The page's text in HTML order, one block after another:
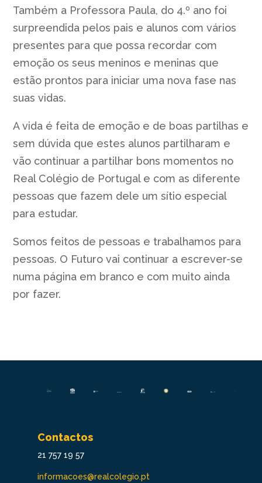
Também a Professora Paula, do 4.º ano foi
surpreendida pelos pais e alunos com vários
presentes para que possa recordar com
emoção os seus meninos e meninas que
estão prontos para iniciar uma nova fase nas
suas vidas.
A vida é feita de emoção e de boas partilhas e
sem dúvida que estes alunos partilharam e
vão continuar a partilhar bons momentos no
Real Colégio de Portugal e com as diferente
pessoas que fazem dele um sítio especial
para estudar.
Somos feitos de pessoas e trabalhamos para
pessoas. O Futuro vai continuar a escrever-se
numa página em branco e com muito ainda
por fazer.
Contactos
21 757 19 57
informacoes@realcolegio.pt